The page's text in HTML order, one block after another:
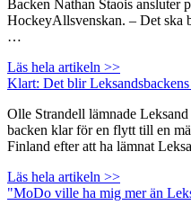
Backen Nathan Staois ansluter
HockeyAllsvenskan. – Det ska
…
Läs hela artikeln >>
Klart: Det blir
Olle Strandell lämnade
backen klar för en flytt till en
Finland efter att ha lämnat
Läs hela artikeln >>
"MoDo ville ha mig mer än